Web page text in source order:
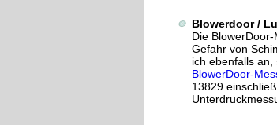
Blowerdoor /
Die
Gefahr von
ich ebenfalls
BlowerDoor-
13829